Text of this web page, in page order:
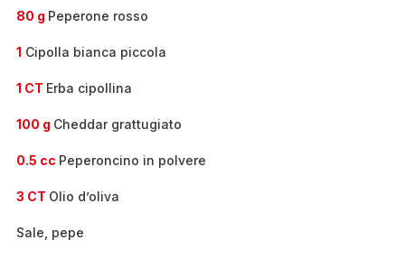
80 g Peperone rosso
1 Cipolla bianca piccola
1 CT Erba cipollina
100 g Cheddar grattugiato
0.5 cc Peperoncino in polvere
3 CT Olio d’oliva
Sale, pepe